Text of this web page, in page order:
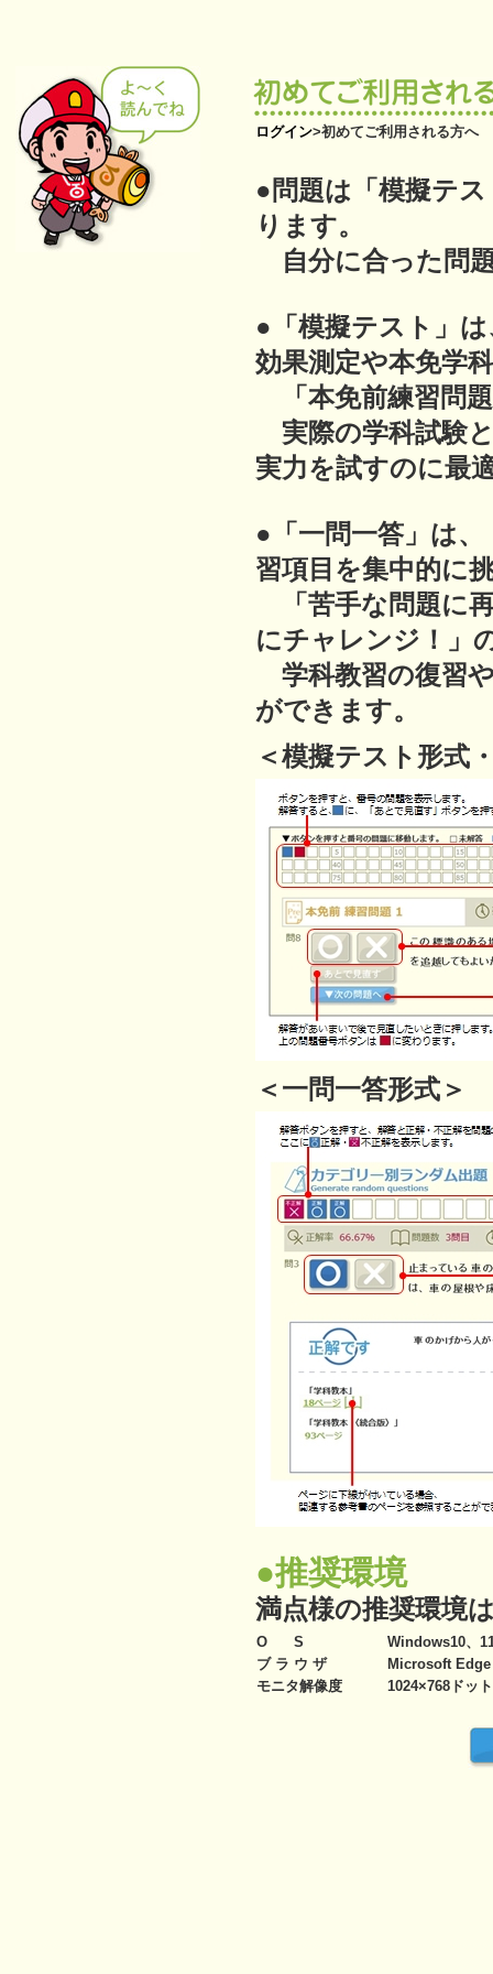
ログイン>初めてご利用される方へ
●問題は「模擬テ
ります。
自分に合った問
●「模擬テスト」
効果測定や本免学
「本免前練習問
実際の学科試験
実力を試すのに最
●「一問一答」は
習項目を集中的に
「苦手な問題に
にチャレンジ！」
学科教習の復習
ができます。
＜模擬テスト形式
＜一問一答形式＞
●推奨環境
満点様の推奨環境
O S
Windows10、
ブ ラ ウ ザ
Microsoft Edge
モニタ解像度
1024×768ドッ